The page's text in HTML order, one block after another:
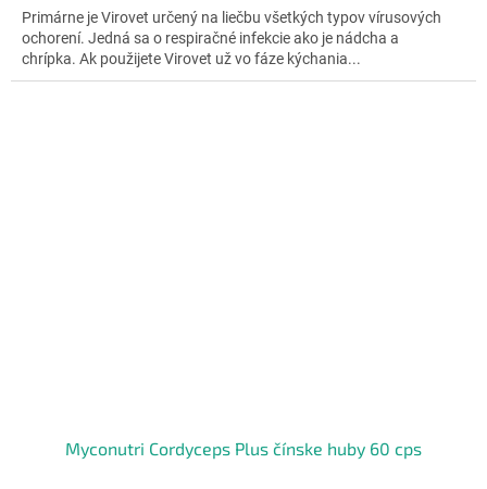
z
5
hviezdičiek.
Primárne je Virovet určený na liečbu všetkých typov vírusových
ochorení. Jedná sa o respiračné infekcie ako je nádcha a
chrípka. Ak použijete Virovet už vo fáze kýchania...
Myconutri Cordyceps Plus čínske huby 60 cps